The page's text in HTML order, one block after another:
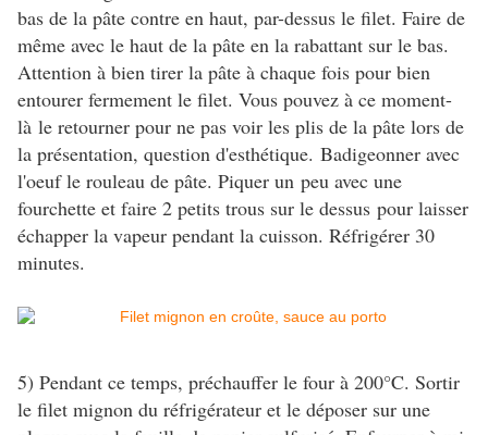
bas de la pâte contre en haut, par-dessus le filet. Faire de
même avec le haut de la pâte en la rabattant sur le bas.
Attention à bien tirer la pâte à chaque fois pour bien
entourer fermement le filet. Vous pouvez à ce moment-
là le retourner pour ne pas voir les plis de la pâte lors de
la présentation, question d'esthétique. Badigeonner avec
l'oeuf le rouleau de pâte. Piquer un peu avec une
fourchette et faire 2 petits trous sur le dessus pour laisser
échapper la vapeur pendant la cuisson. Réfrigérer 30
minutes.
5) Pendant ce temps, préchauffer le four à 200°C. Sortir
le filet mignon du réfrigérateur et le déposer sur une